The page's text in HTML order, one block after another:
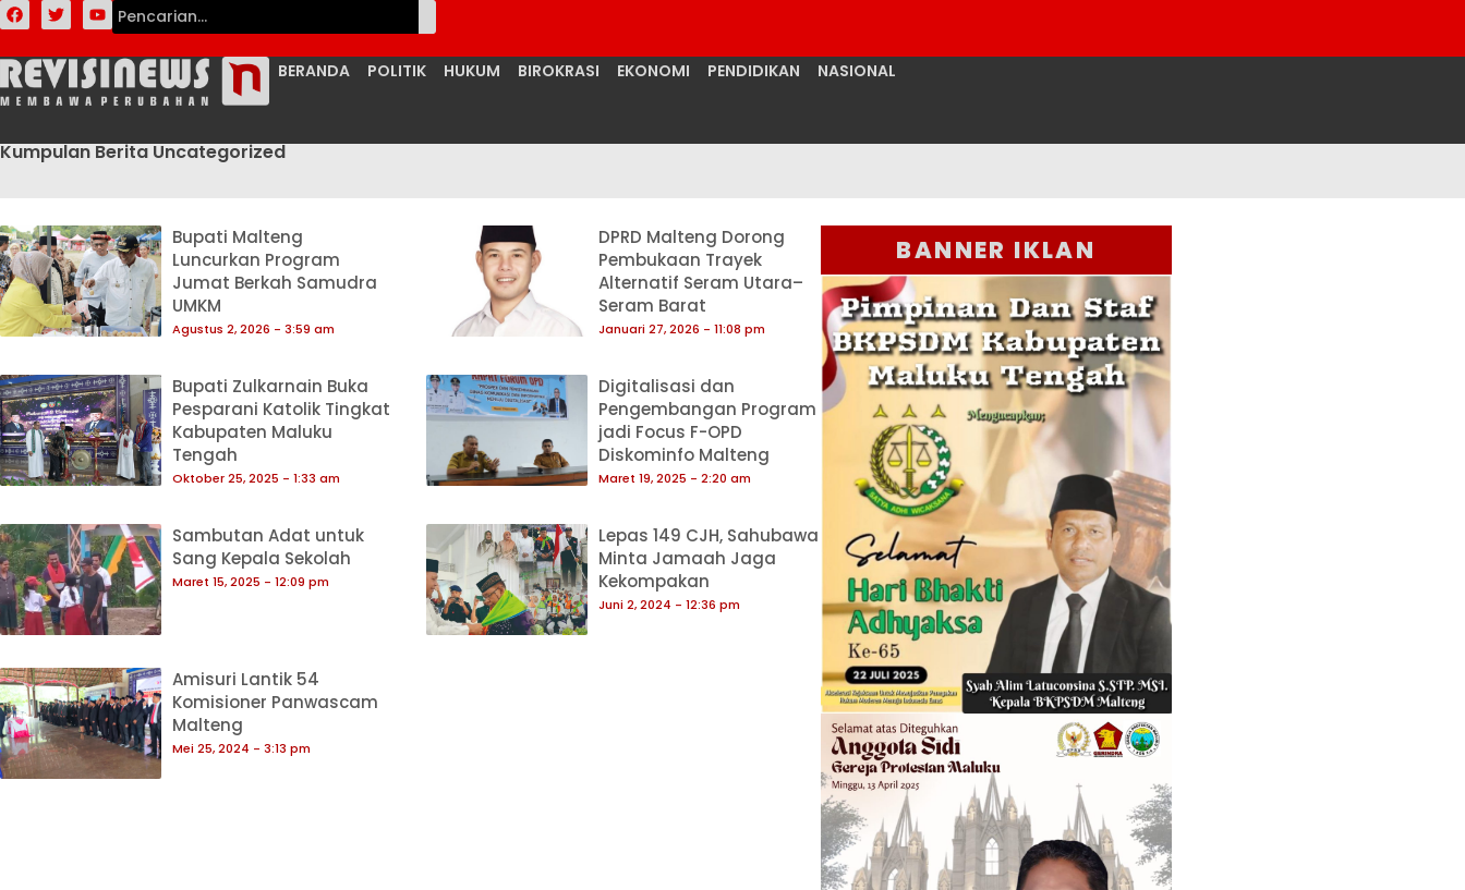
BERANDA POLITIK HUKUM BIROKRASI EKONOMI PENDIDIKAN NASIONAL
Kumpulan Berita Uncategorized
Bupati Malteng
Luncurkan Program
Jumat Berkah Samudra
UMKM
Agustus 2, 2026 3:59 am
DPRD Malteng Dorong
Pembukaan Trayek
Alternatif Seram Utara–
Seram Barat
Januari 27, 2026 11:08 pm
Bupati Zulkarnain Buka
Pesparani Katolik Tingkat
Kabupaten Maluku
Tengah
Oktober 25, 2025 1:33 am
Digitalisasi dan
Pengembangan Program
jadi Focus F-OPD
Diskominfo Malteng
Maret 19, 2025 2:20 am
Sambutan Adat untuk
Sang Kepala Sekolah
Maret 15, 2025 12:09 pm
Lepas 149 CJH, Sahubawa
Minta Jamaah Jaga
Kekompakan
Juni 2, 2024 12:36 pm
Amisuri Lantik 54
Komisioner Panwascam
Malteng
Mei 25, 2024 3:13 pm
BANNER IKLAN